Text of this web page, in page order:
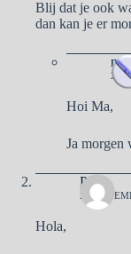
Blij dat je ook
dan kan je er
28
Hoi Ma,
Ja morgen
Pa
27
Hola,